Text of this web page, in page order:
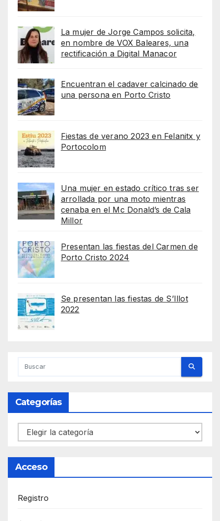
La mujer de Jorge Campos solicita,
en nombre de VOX Baleares, una
rectificación a Digital Manacor
Encuentran el cadaver calcinado de
una persona en Porto Cristo
Fiestas de verano 2023 en Felanitx y
Portocolom
Una mujer en estado crítico tras ser
arrollada por una moto mientras
cenaba en el Mc Donald’s de Cala
Millor
Presentan las fiestas del Carmen de
Porto Cristo 2024
Se presentan las fiestas de S’Illot
2022
Categorías
Categorías
Acceso
Registro